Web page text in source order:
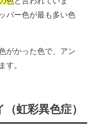
パー色が最も多い色
がかった色で、アン
す。
虹彩異色症）